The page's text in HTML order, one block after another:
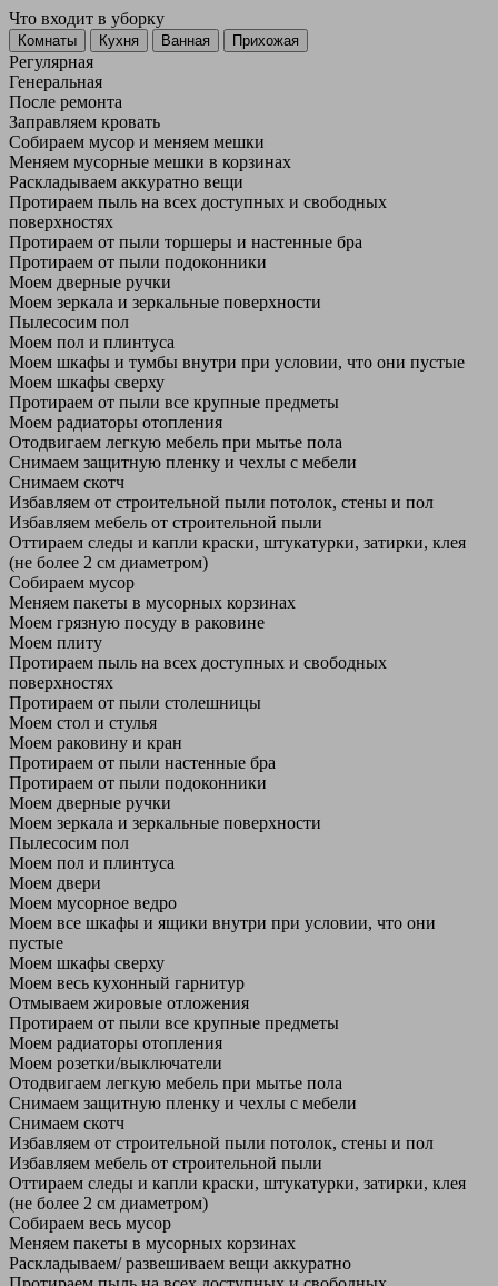
Что входит в уборку
Регу­лярная
Гене­ральная
После ремонта
Заправляем кровать
Собираем мусор и меняем мешки
Меняем мусорные мешки в корзинах
Раскладываем аккуратно вещи
Протираем пыль на всех доступных и свободных
поверхностях
Протираем от пыли торшеры и настенные бра
Протираем от пыли подоконники
Моем дверные ручки
Моем зеркала и зеркальные поверхности
Пылесосим пол
Моем пол и плинтуса
Моем шкафы и тумбы внутри при условии, что они пустые
Моем шкафы сверху
Протираем от пыли все крупные предметы
Моем радиаторы отопления
Отодвигаем легкую мебель при мытье пола
Снимаем защитную пленку и чехлы с мебели
Снимаем скотч
Избавляем от строительной пыли потолок, стены и пол
Избавляем мебель от строительной пыли
Оттираем следы и капли краски, штукатурки, затирки, клея
(не более 2 см диаметром)
Собираем мусор
Меняем пакеты в мусорных корзинах
Моем грязную посуду в раковине
Моем плиту
Протираем пыль на всех доступных и свободных
поверхностях
Протираем от пыли столешницы
Моем стол и стулья
Моем раковину и кран
Протираем от пыли настенные бра
Протираем от пыли подоконники
Моем дверные ручки
Моем зеркала и зеркальные поверхности
Пылесосим пол
Моем пол и плинтуса
Моем двери
Моем мусорное ведро
Моем все шкафы и ящики внутри при условии, что они
пустые
Моем шкафы сверху
Моем весь кухонный гарнитур
Отмываем жировые отложения
Протираем от пыли все крупные предметы
Моем радиаторы отопления
Моем розетки/выключатели
Отодвигаем легкую мебель при мытье пола
Снимаем защитную пленку и чехлы с мебели
Снимаем скотч
Избавляем от строительной пыли потолок, стены и пол
Избавляем мебель от строительной пыли
Оттираем следы и капли краски, штукатурки, затирки, клея
(не более 2 см диаметром)
Собираем весь мусор
Меняем пакеты в мусорных корзинах
Раскладываем/ развешиваем вещи аккуратно